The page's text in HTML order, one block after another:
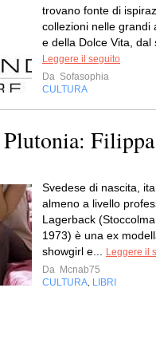
trovano fonte di
collezioni nelle grandi
e della Dolce Vita, dal
Leggere il seguito
Da Sofasophia
CULTURA
Filippa
Svedese di nascita,
almeno a livello
Lagerback
1973) è una ex
showgirl e...
Leggere il
Da Mcnab75
CULTURA LIBRI